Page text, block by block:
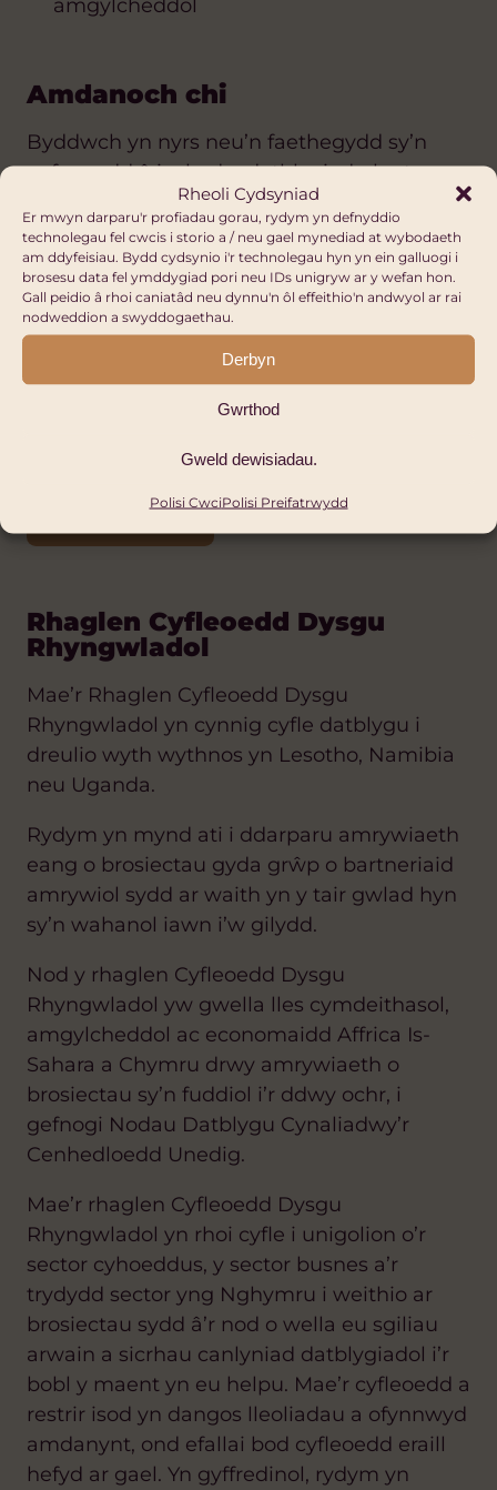
Rheoli Cydsyniad
Er mwyn darparu'r profiadau gorau, rydym yn defnyddio
technolegau fel cwcis i storio a / neu gael mynediad at wybodaeth
am ddyfeisiau. Bydd cydsynio i'r technolegau hyn yn ein galluogi i
brosesu data fel ymddygiad pori neu IDs unigryw ar y wefan hon.
Gall peidio â rhoi caniatâd neu dynnu'n ôl effeithio'n andwyol ar rai
nodweddion a swyddogaethau.
Derbyn
Gwrthod
Gweld dewisiadau.
Polisi CwciPolisi Preifatrwydd
amgylcheddol
Amdanoch chi
Byddwch yn nyrs neu’n faethegydd sy’n
gyfarwydd â iechyd a datblygiad plant.
Sut i wneud cais
I gael rhagor o fanylion neu i wneud cais,
anfonwch e-bost at dîm Cymru ac Affrica
Llywodraeth Cymru drwy e-bostio
walesandafrica@gov.wales.
Rhaglen Cyfleoedd Dysgu
Rhyngwladol
Mae’r Rhaglen Cyfleoedd Dysgu
Rhyngwladol yn cynnig cyfle datblygu i
dreulio wyth wythnos yn Lesotho, Namibia
neu Uganda.
Rydym yn mynd ati i ddarparu amrywiaeth
eang o brosiectau gyda grŵp o bartneriaid
amrywiol sydd ar waith yn y tair gwlad hyn
sy’n wahanol iawn i’w gilydd.
Nod y rhaglen Cyfleoedd Dysgu
Rhyngwladol yw gwella lles cymdeithasol,
amgylcheddol ac economaidd Affrica Is-
Sahara a Chymru drwy amrywiaeth o
brosiectau sy’n fuddiol i’r ddwy ochr, i
gefnogi Nodau Datblygu Cynaliadwy’r
Cenhedloedd Unedig.
Mae’r rhaglen Cyfleoedd Dysgu
Rhyngwladol yn rhoi cyfle i unigolion o’r
sector cyhoeddus, y sector busnes a’r
trydydd sector yng Nghymru i weithio ar
brosiectau sydd â’r nod o wella eu sgiliau
arwain a sicrhau canlyniad datblygiadol i’r
bobl y maent yn eu helpu. Mae’r cyfleoedd a
restrir isod yn dangos lleoliadau a ofynnwyd
amdanynt, ond efallai bod cyfleoedd eraill
hefyd ar gael. Yn gyffredinol, rydym yn